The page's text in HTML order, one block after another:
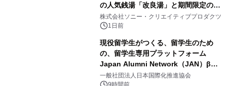
の人気銭湯「改良湯」と期間限定のコ
ラボレーション サウナイキタイコラ
ボグッズも発売決定！
株式会社ソニー・クリエイティブプロダクツ
1日前
現役留学生がつくる、留学生のため
の、留学生専用プラットフォーム
Japan Alumni Network（JAN）β版
をリリース
一般社団法人日本国際化推進協会
9時間前